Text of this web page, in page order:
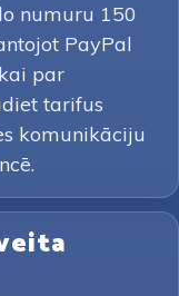
numuru 150
PayPal
par
tarifus
komunikāciju